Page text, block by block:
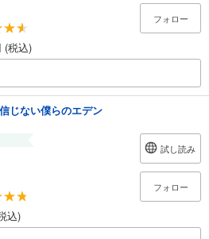
(税込)
フォロー
じない僕らのエデン
込)
試し読み
フォロー